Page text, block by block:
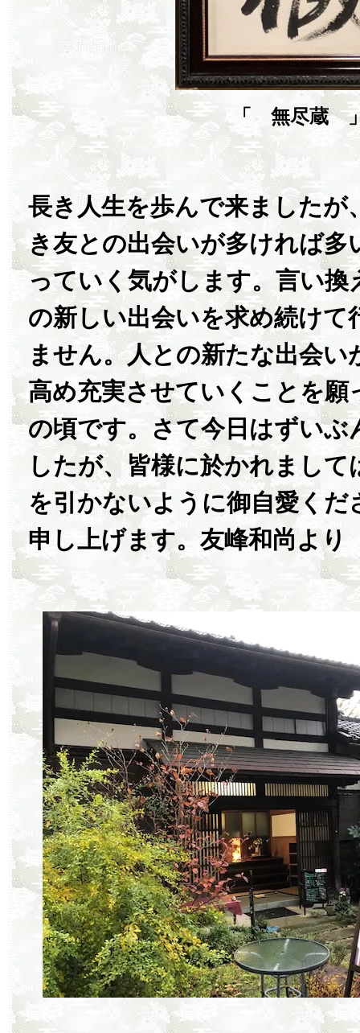
「 無尽蔵
長き人生を歩んで来ましたが
き友との出会いが多ければ多
っていく気がします。言い換
の新しい出会いを求め続けて
ません。人との新たな出会い
高め充実させていくことを願
の頃です。さて今日はずいぶ
したが、皆様に於かれまし
を引かないように御自愛くだ
申し上げます。友峰和尚より